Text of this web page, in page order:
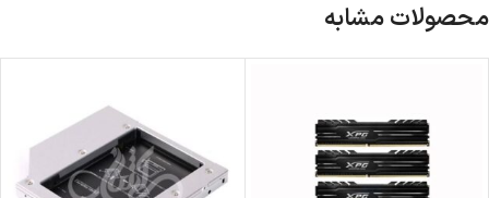
محصولات مشابه